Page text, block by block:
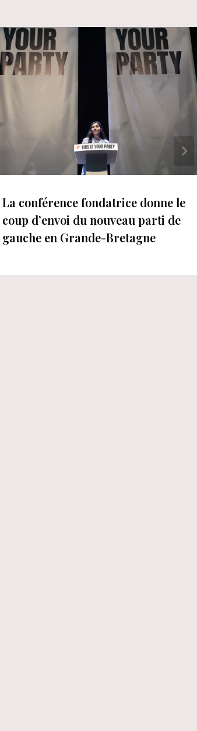
La conférence fondatrice donne le
coup d’envoi du nouveau parti de
gauche en Grande-Bretagne